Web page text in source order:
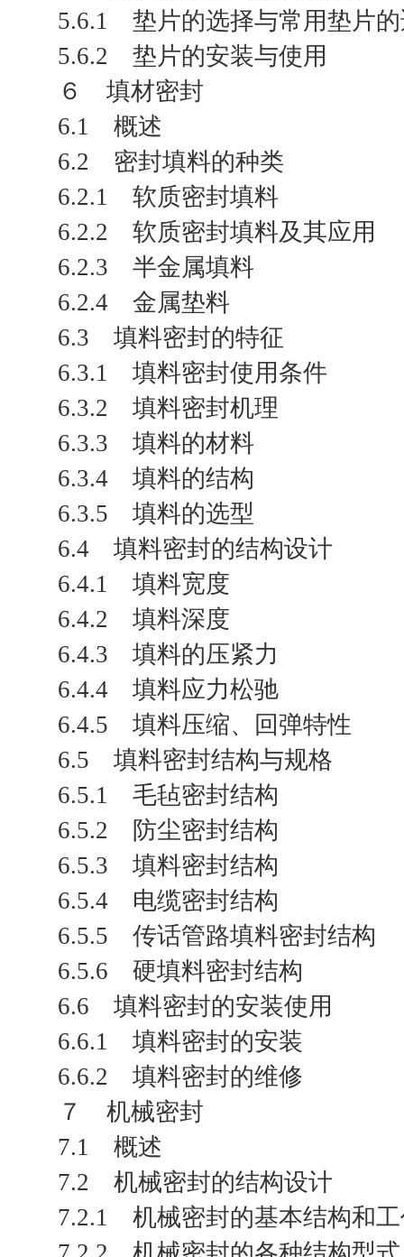
5.6.1 垫片的选择与常用垫片
5.6.2 垫片的安装与使用
６ 填材密封
6.1 概述
6.2 密封填料的种类
6.2.1 软质密封填料
6.2.2 软质密封填料及其应用
6.2.3 半金属填料
6.2.4 金属垫料
6.3 填料密封的特征
6.3.1 填料密封使用条件
6.3.2 填料密封机理
6.3.3 填料的材料
6.3.4 填料的结构
6.3.5 填料的选型
6.4 填料密封的结构设计
6.4.1 填料宽度
6.4.2 填料深度
6.4.3 填料的压紧力
6.4.4 填料应力松驰
6.4.5 填料压缩、回弹特性
6.5 填料密封结构与规格
6.5.1 毛毡密封结构
6.5.2 防尘密封结构
6.5.3 填料密封结构
6.5.4 电缆密封结构
6.5.5 传话管路填料密封结构
6.5.6 硬填料密封结构
6.6 填料密封的安装使用
6.6.1 填料密封的安装
6.6.2 填料密封的维修
７ 机械密封
7.1 概述
7.2 机械密封的结构设计
7.2.1 机械密封的基本结构和